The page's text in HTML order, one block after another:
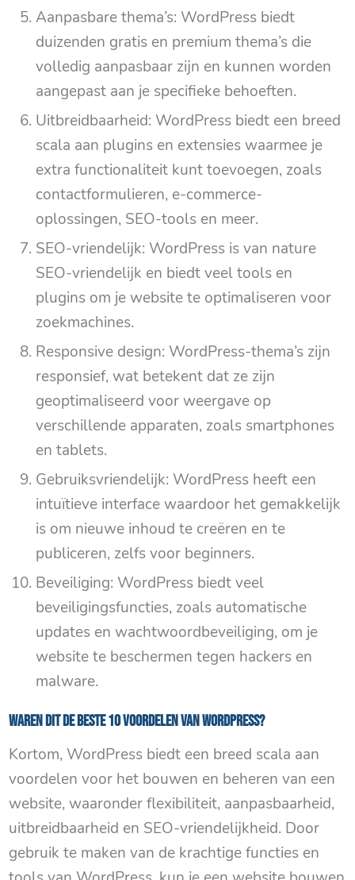
Aanpasbare thema’s: WordPress biedt
duizenden gratis en premium thema’s die
volledig aanpasbaar zijn en kunnen worden
aangepast aan je specifieke behoeften.
Uitbreidbaarheid: WordPress biedt een breed
scala aan plugins en extensies waarmee je
extra functionaliteit kunt toevoegen, zoals
contactformulieren, e-commerce-
oplossingen, SEO-tools en meer.
SEO-vriendelijk: WordPress is van nature
SEO-vriendelijk en biedt veel tools en
plugins om je website te optimaliseren voor
zoekmachines.
Responsive design: WordPress-thema’s zijn
responsief, wat betekent dat ze zijn
geoptimaliseerd voor weergave op
verschillende apparaten, zoals smartphones
en tablets.
Gebruiksvriendelijk: WordPress heeft een
intuïtieve interface waardoor het gemakkelijk
is om nieuwe inhoud te creëren en te
publiceren, zelfs voor beginners.
Beveiliging: WordPress biedt veel
beveiligingsfuncties, zoals automatische
updates en wachtwoordbeveiliging, om je
website te beschermen tegen hackers en
malware.
Waren dit de beste 10 voordelen van WordPress?
Kortom, WordPress biedt een breed scala aan
voordelen voor het bouwen en beheren van een
website, waaronder flexibiliteit, aanpasbaarheid,
uitbreidbaarheid en SEO-vriendelijkheid. Door
gebruik te maken van de krachtige functies en